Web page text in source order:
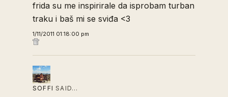
frida su me inspirirale da isprobam turban
traku i baš mi se sviđa <3
1/11/2011 01:18:00 pm
SOFFI SAID…